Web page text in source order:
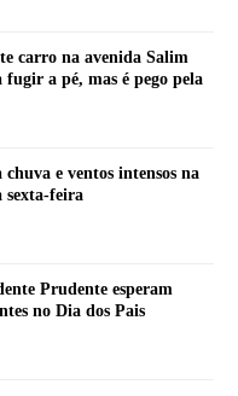
carro na avenida Salim
a pé, mas é pego pela
e ventos intensos na
sexta-feira
Prudente esperam
no Dia dos Pais